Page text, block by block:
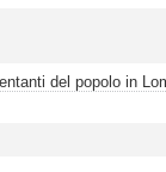
del popolo in